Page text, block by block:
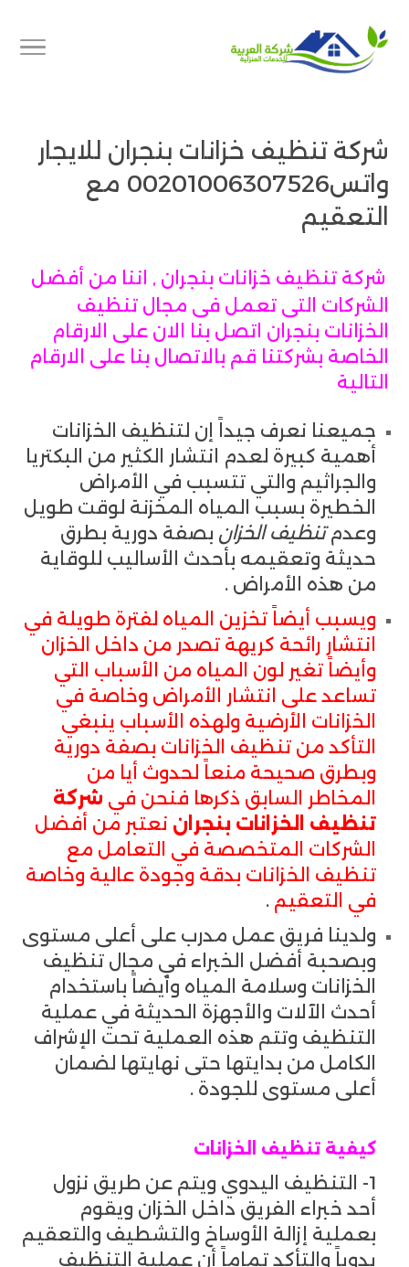
شركة تنظيف خزانات بنجران للايجار
واتس00201006307526 مع
التعقيم
شركة تنظيف خزانات بنجران , اننا من أفضل
الشركات التى تعمل فى مجال تنظيف
الخزانات بنجران اتصل بنا الان على الارقام
الخاصة بشركتنا قم بالاتصال بنا على الارقام
التالية
جميعنا نعرف جيداً إن لتنظيف الخزانات
أهمية كبيرة لعدم انتشار الكثير من البكتريا
والجراثيم والتي تتسبب في الأمراض
الخطيرة بسبب المياه المخزنة لوقت طويل
وعدمتنظيف الخزان بصفة دورية بطرق
حديثة وتعقيمه بأحدث الأساليب للوقاية
من هذه الأمراض .
ويسبب أيضاً تخزين المياه لفترة طويلة في
انتشار رائحة كريهة تصدر من داخل الخزان
وأيضاً تغير لون المياه من الأسباب التي
تساعد على انتشار الأمراض وخاصة في
الخزانات الأرضية ولهذه الأسباب ينبغي
التأكد من تنظيف الخزانات بصفة دورية
وبطرق صحيحة منعاً لحدوث أيا من
المخاطر السابق ذكرها فنحن في شركة
تنظيف الخزانات بنجران نعتبر من أفضل
الشركات المتخصصة في التعامل مع
تنظيف الخزانات بدقة وجودة عالية وخاصة
في التعقيم .
ولدينا فريق عمل مدرب على أعلى مستوى
وبصحبة أفضل الخبراء في مجال تنظيف
الخزانات وسلامة المياه وأيضاً باستخدام
أحدث الآلات والأجهزة الحديثة في عملية
التنظيف وتتم هذه العملية تحت الإشراف
الكامل من بدايتها حتى نهايتها لضمان
أعلى مستوى للجودة .
كيفية تنظيف الخزانات
1- التنظيف اليدوي ويتم عن طريق نزول
أحد خبراء الفريق داخل الخزان ويقوم
بعملية إزالة الأوساخ والتشطيف والتعقيم
يدوياً والتأكد تماماً أن عملية التنظيف